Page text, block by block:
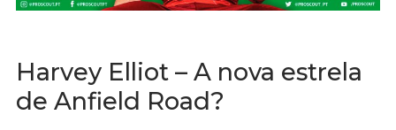
Harvey Elliot – A nova estrela
de Anfield Road?